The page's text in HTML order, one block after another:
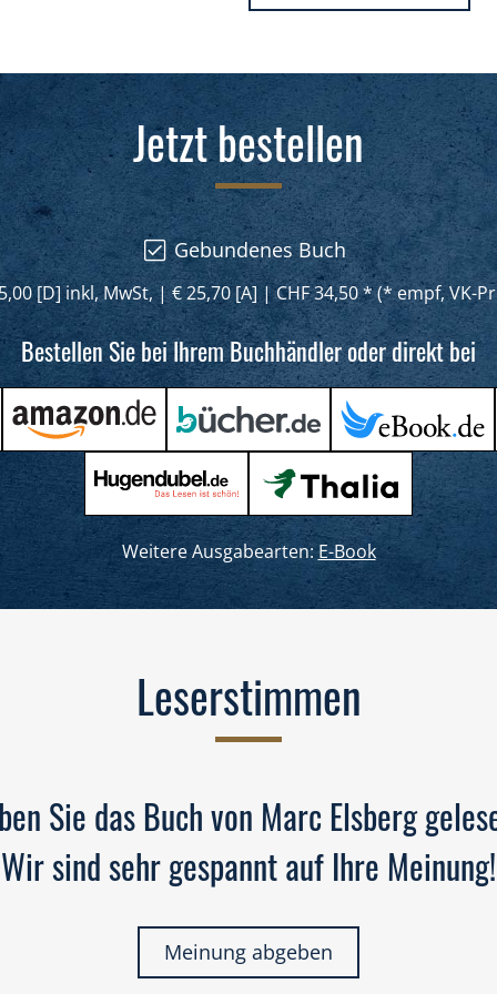
Jetzt bestellen
Gebundenes Buch
[D] inkl, MwSt,| € 25,70 [A] |CHF 34,50 * (* empf, VK-
Bestellen Sie bei Ihrem Buchhändler oder direkt bei
Weitere Ausgabearten:E-Book
Leserstimmen
Sie das Buch von Marc Elsberg
Wir sind sehr gespannt auf Ihre Meinung!
Meinung abgeben